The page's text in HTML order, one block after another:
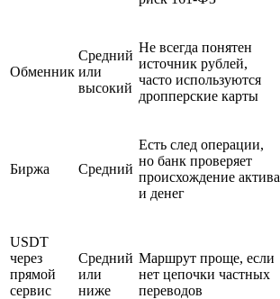
Обменник
Средний
или
высокий
Не всегда понятен
источник рублей,
часто используются
дропперские карты
Биржа Средний
Есть след операции,
но банк проверяет
происхождение актива
и денег
USDT
через
прямой
сервис
Средний
или
ниже
Маршрут проще, если
нет цепочки частных
переводов